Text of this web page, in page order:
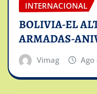
INTERNACIONAL
BOLIVIA-EL
ARMADAS-
Vimag Ago